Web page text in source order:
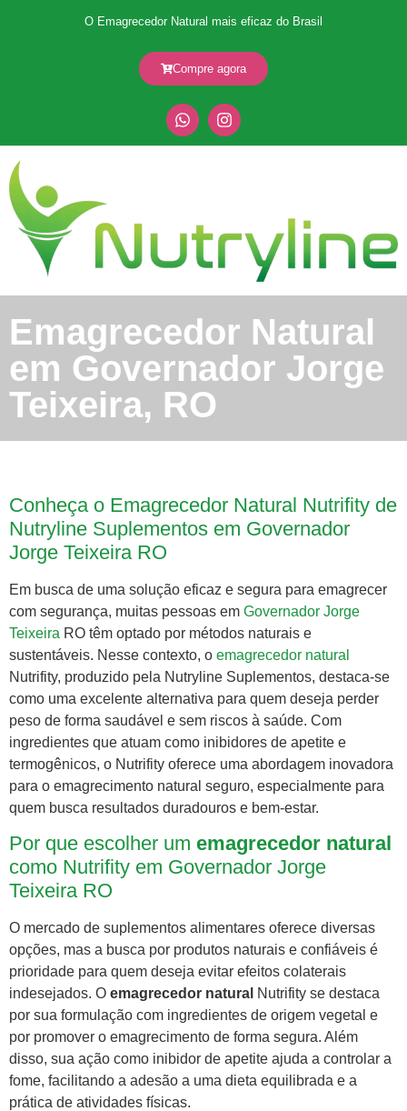
O Emagrecedor Natural mais eficaz do Brasil
Compre agora
Emagrecedor Natural
em Governador Jorge
Teixeira, RO
Conheça o Emagrecedor Natural Nutrifity de
Nutryline Suplementos em Governador
Jorge Teixeira RO
Em busca de uma solução eficaz e segura para emagrecer
com segurança, muitas pessoas em Governador Jorge
Teixeira RO têm optado por métodos naturais e
sustentáveis. Nesse contexto, o emagrecedor natural
Nutrifity, produzido pela Nutryline Suplementos, destaca-se
como uma excelente alternativa para quem deseja perder
peso de forma saudável e sem riscos à saúde. Com
ingredientes que atuam como inibidores de apetite e
termogênicos, o Nutrifity oferece uma abordagem inovadora
para o emagrecimento natural seguro, especialmente para
quem busca resultados duradouros e bem-estar.
Por que escolher um emagrecedor natural
como Nutrifity em Governador Jorge
Teixeira RO
O mercado de suplementos alimentares oferece diversas
opções, mas a busca por produtos naturais e confiáveis é
prioridade para quem deseja evitar efeitos colaterais
indesejados. O emagrecedor natural Nutrifity se destaca
por sua formulação com ingredientes de origem vegetal e
por promover o emagrecimento de forma segura. Além
disso, sua ação como inibidor de apetite ajuda a controlar a
fome, facilitando a adesão a uma dieta equilibrada e a
prática de atividades físicas.